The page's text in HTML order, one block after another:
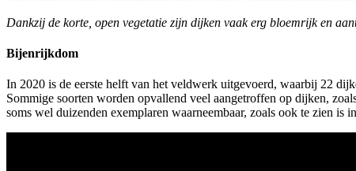
Dankzij de korte, open vegetatie zijn dijken vaak erg bloemrijk en
Bijenrijkdom
In 2020 is de eerste helft van het veldwerk uitgevoerd, waarbij 22
Sommige soorten worden opvallend veel aangetroffen op dijken,
soms wel duizenden exemplaren waarneembaar, zoals ook te zien is